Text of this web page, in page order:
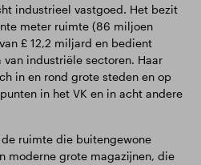
industrieel vastgoed. Het bezit
meter ruimte (86 miljoen
£ 12,2 miljard en bedient
industriële sectoren. Haar
in en rond grote steden en op
in het VK en in acht andere
ruimte die buitengewone
moderne grote magazijnen, die